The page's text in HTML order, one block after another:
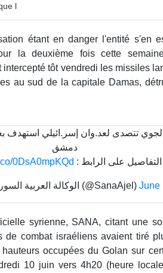
l
étant en danger l'entité s'en
la deuxième fois cette
tôt vendredi les missiles
au sud de la capitale Damas,
تتصدى لعد.وان إسر.ائيلي استهدف
دمشق
التفاصيل على الرابط : 0DsA0mpKQd
— الوكالة العربية السورية للأنباء - سانا (@SanaAjel) June
syrienne, SANA, citant une
de combat israéliens avaient tiré
occupées du Golan sur
10 juin vers 4h20 (heure